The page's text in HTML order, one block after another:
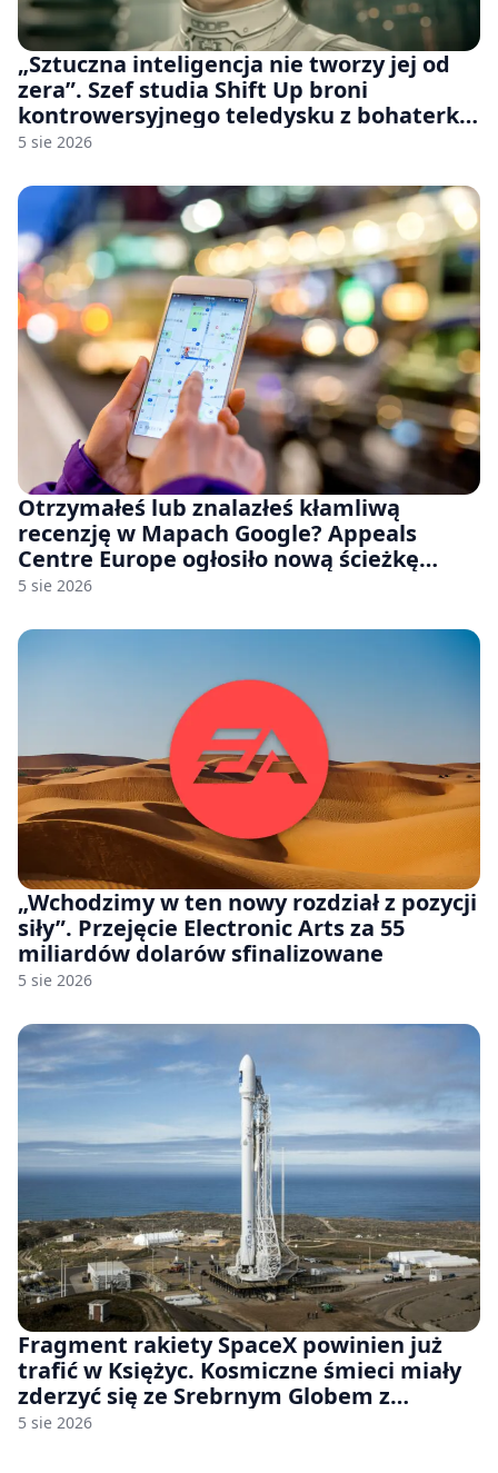
„Sztuczna inteligencja nie tworzy jej od
zera”. Szef studia Shift Up broni
kontrowersyjnego teledysku z bohaterką
Stellar Blade: Blood Rain
5 sie 2026
Otrzymałeś lub znalazłeś kłamliwą
recenzję w Mapach Google? Appeals
Centre Europe ogłosiło nową ścieżkę
odwoławczą dla firm i konsumentów
5 sie 2026
„Wchodzimy w ten nowy rozdział z pozycji
siły”. Przejęcie Electronic Arts za 55
miliardów dolarów sfinalizowane
5 sie 2026
Fragment rakiety SpaceX powinien już
trafić w Księżyc. Kosmiczne śmieci miały
zderzyć się ze Srebrnym Globem z
prędkością 8690 km/h
5 sie 2026